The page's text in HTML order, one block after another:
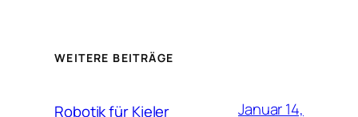
WEITERE BEITRÄGE
Robotik für Kieler
Januar 14,